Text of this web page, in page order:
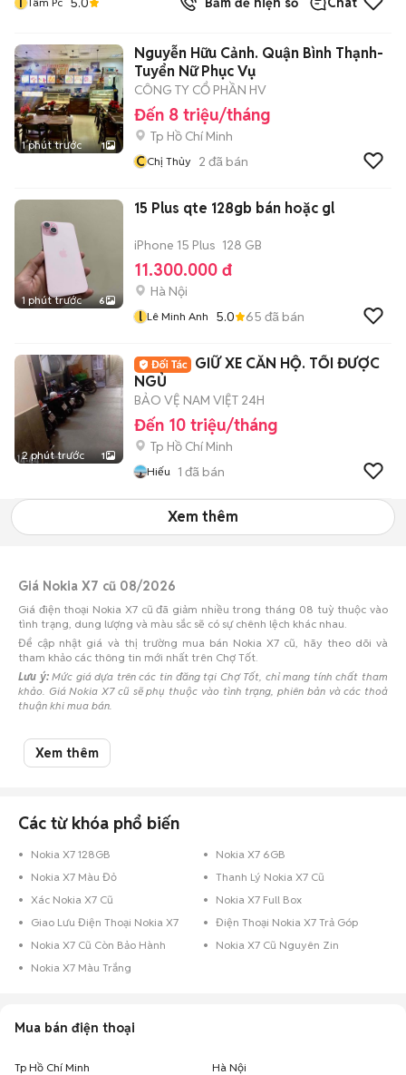
1 phút trước 1
Nguyễn Hữu Cảnh. Quận Bình Thạnh-
Tuyển Nữ Phục Vụ
CÔNG TY CỔ PHẦN HV
Đến 8 triệu/tháng
Tp Hồ Chí Minh
CChị Thủy 2 đã bán
1 phút trước 6
15 Plus qte 128gb bán hoặc gl
iPhone 15 Plus 128 GB
11.300.000 đ
Hà Nội
l Lê Minh Anh 5.0 65 đã bán
2 phút trước 1
GIỮ XE CĂN HỘ. TỐI ĐƯỢC
NGỦ
BẢO VỆ NAM VIỆT 24H
Đến 10 triệu/tháng
Tp Hồ Chí Minh
Hiếu 1 đã bán
Xem thêm
Giá Nokia X7 cũ 08/2026
Giá điện thoại Nokia X7 cũ đã giảm nhiều trong tháng 08 tuỳ thuộc vào
tình trạng, dung lượng và màu sắc sẽ có sự chênh lệch khác nhau.
Để cập nhật giá và thị trường mua bán Nokia X7 cũ, hãy theo dõi và
tham khảo các thông tin mới nhất trên Chợ Tốt.
Lưu ý:Mức giá dựa trên các tin đăng tại Chợ Tốt, chỉ mang tính chất tham
khảo. Giá Nokia X7 cũ sẽ phụ thuộc vào tình trạng, phiên bản và các thoả
thuận khi mua bán.
Mua bán Nokia X7 cũ
Chợ Tốt có 1 tin đăng bán, mua Nokia X7 cũ với nhiều khoảng giá giúp
Xem thêm
Các từ khóa phổ biến
Nokia X7 128GB
Nokia X7 6GB
Nokia X7 Màu Đỏ
Thanh Lý Nokia X7 Cũ
Xác Nokia X7 Cũ
Nokia X7 Full Box
Giao Lưu Điện Thoại Nokia X7
Điện Thoại Nokia X7 Trả Góp
Nokia X7 Cũ Còn Bảo Hành
Nokia X7 Cũ Nguyên Zin
Nokia X7 Màu Trắng
Mua bán điện thoại
Tp Hồ Chí Minh Hà Nội